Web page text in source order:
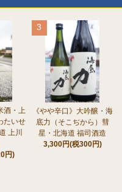
酒・上
たいせ
上川
円)
3
《やや辛口》大吟醸・海
底力（そこぢから）彗
星・北海道 福司酒造
3,300円(税300円)